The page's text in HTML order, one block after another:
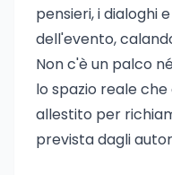
pensieri, i dialoghi
dell'evento,
Non c'è un palco
lo spazio reale
allestito per
prevista dagli